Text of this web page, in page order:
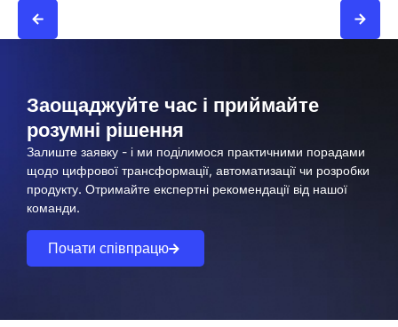
Заощаджуйте час і приймайте
розумні рішення
Залиште заявку - і ми поділимося практичними порадами
щодо цифрової трансформації, автоматизації чи розробки
продукту. Отримайте експертні рекомендації від нашої
команди.
Почати співпрацю